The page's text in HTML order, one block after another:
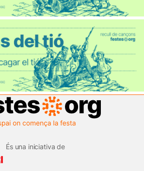
És una iniciativa de